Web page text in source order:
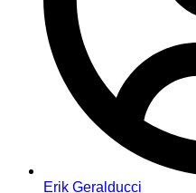
Erik Geralducci